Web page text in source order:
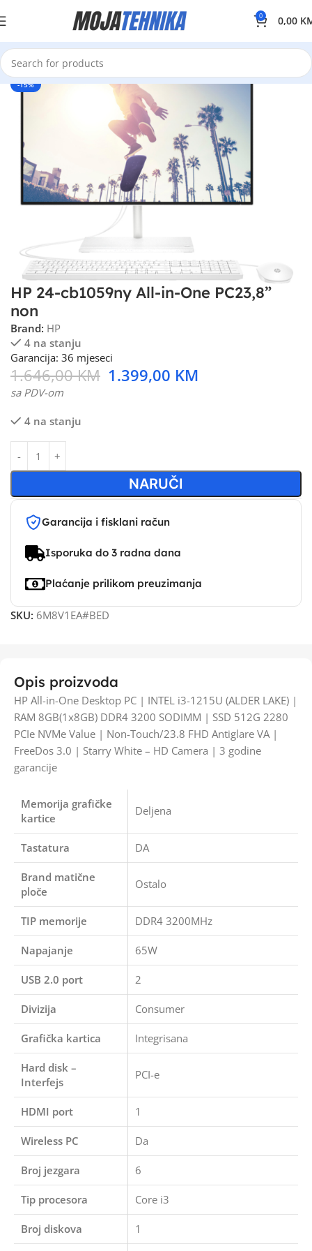
0 0,00
-15%
HP 24-cb1059ny All-in-One PC23,8”
non
Brand: HP
4 na stanju
Garancija: 36 mjeseci
1.646,00KM 1.399,00 KM
sa PDV-om
4 na stanju
NARUČI
Garancija i fisklani račun
Isporuka do 3 radna dana
Plaćanje prilikom preuzimanja
SKU: 6M8V1EA#BED
Opis proizvoda
HP All-in-One Desktop PC | INTEL i3-1215U (ALDER LAKE) |
RAM 8GB(1x8GB) DDR4 3200 SODIMM | SSD 512G 2280
PCIe NVMe Value | Non-Touch/23.8 FHD Antiglare VA |
FreeDos 3.0 | Starry White – HD Camera | 3 godine
garancije
Memorija grafičke
kartice
Deljena
Tastatura DA
Brand matične
ploče
Ostalo
TIP memorije DDR4 3200MHz
Napajanje 65W
USB 2.0 port 2
Divizija Consumer
Grafička kartica Integrisana
Hard disk –
Interfejs
PCI-e
HDMI port 1
Wireless PC Da
Broj jezgara 6
Tip procesora Core i3
Broj diskova 1